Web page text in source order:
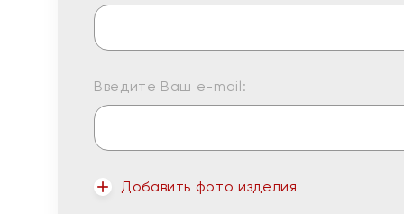
Введите Ваш e-mail:
Добавить фото изделия